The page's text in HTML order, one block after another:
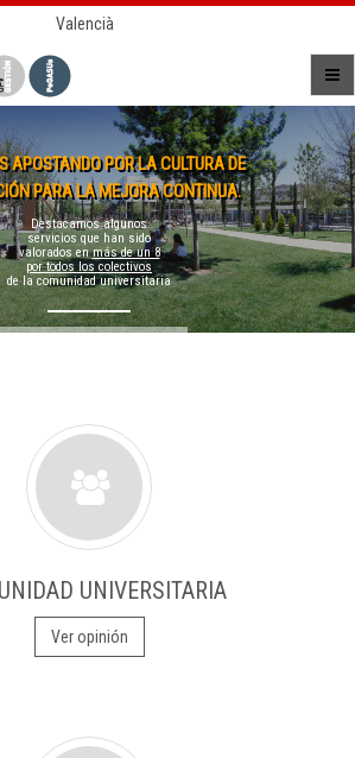
Valencià
APOSTANDO POR LA CULTURA DE
PARA LA MEJORA CONTINUA.
Destacamos algunos
servicios que han sido
valorados enmás de un 8
por todos los colectivos
de la comunidad universitaria
UNIVERSITARIA
Ver opinión